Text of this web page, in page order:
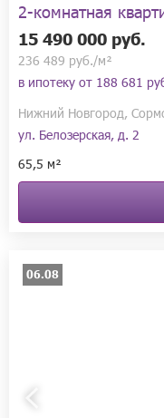
2-комнатная
15 490 000 руб.
236 489 руб./м²
в ипотеку от 188 681
Нижний Новгород,
ул. Белозерская, д. 2
65,5 м²
06.08